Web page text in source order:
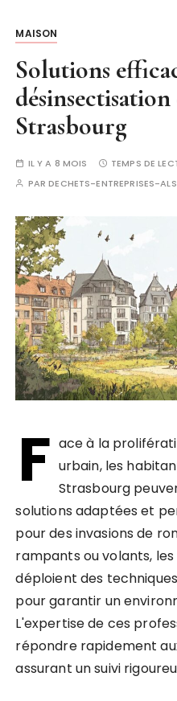
MAISON
Solutions
Strasbourg
IL Y A 8 MOIS TEMPS DE
PARDECHETS-ENTREPRISES-
F ace à la
urbain, les
Strasbourg
solutions adaptées et
pour des invasions de
rampants ou volants,
déploient des
pour garantir un
L'expertise de ces
répondre rapidement
assurant un suivi